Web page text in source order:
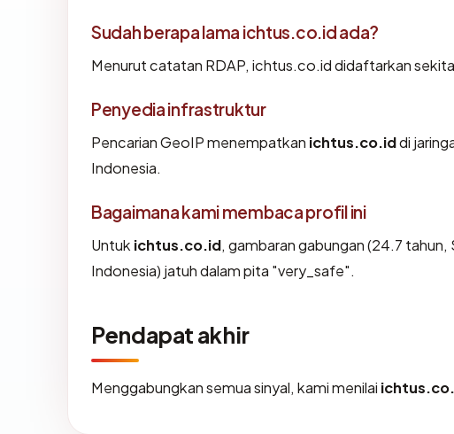
Sudah berapa lama ichtus.co.id ada?
Menurut catatan RDAP, ichtus.co.id didaftarkan
Penyedia infrastruktur
Pencarian GeoIP menempatkan ichtus.co.iddi
Indonesia.
Bagaimana kami membaca profil ini
Untuk ichtus.co.id, gambaran gabungan (24.7
Indonesia) jatuh dalam pita "very_safe".
Pendapat akhir
Menggabungkan semua sinyal, kami menilai